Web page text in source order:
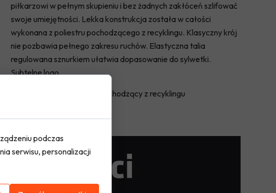
piłkarzowi w pełnym skupieniu i bez żadnych zakłóceń szlifować
swoje umiejętności. Lekka konstrukcja została w całości
wykonana z poliestru pochodzącego z recyklingu. Klasyczny krój
nie pozbawia pełnego zakresu ruchów. Elastyczna talia
regulowana sznurkiem ułatwia dopasowanie do sylwetki.
Subtelne logo.
Materiał: 100% poliester pochodzący z recyklingu
podczas
serwisu, personalizacji